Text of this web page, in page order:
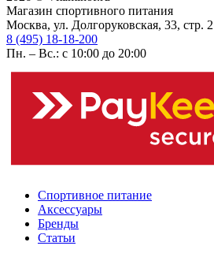
Магазин спортивного питания
Москва, ул. Долгоруковская, 33, стр. 2
8 (495) 18-18-200
Пн. – Вс.: с 10:00 до 20:00
Спортивное питание
Аксессуары
Бренды
Статьи